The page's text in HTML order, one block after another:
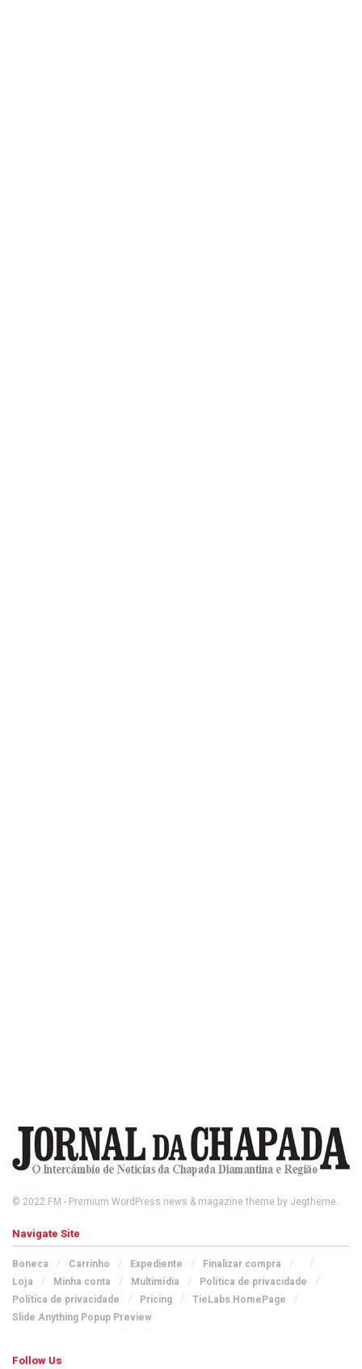
© 2022 FM - Premium WordPress news & magazine theme by Jegtheme.
Navigate Site
Boneca Carrinho Expediente
Finalizar compra
Loja
Minha conta Multimídia
Política de privacidade
Política de privacidade
Pricing
TieLabs HomePage
Slide Anything Popup Preview
Follow Us